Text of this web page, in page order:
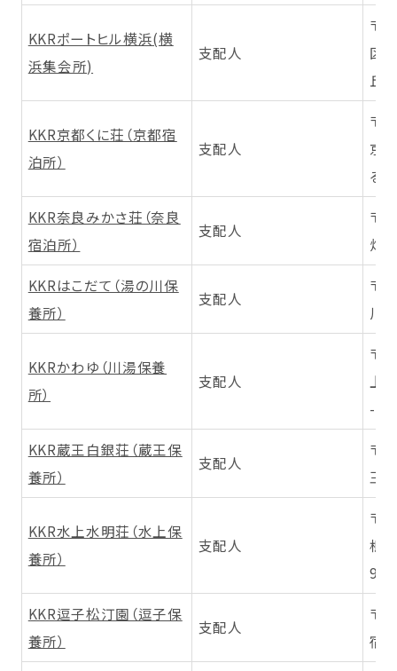
KKRポートヒル横浜(横
浜集会所)
支配人
〒
区
丘
KKR京都くに荘（京都宿
泊所）
支配人
〒
京
る
KKR奈良みかさ荘（奈良
宿泊所）
支配人
〒
畑
KKRはこだて（湯の川保
養所）
支配人
〒
川
KKRかわゆ（川湯保養
所）
支配人
〒
上
-2-
KKR蔵王白銀荘（蔵王保
養所）
支配人
〒
王
KKR水上水明荘（水上保
養所）
支配人
〒
根
9
KKR逗子松汀園（逗子保
養所）
支配人
〒
宿